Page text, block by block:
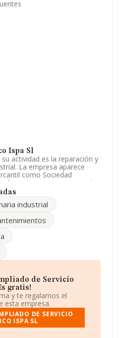
Ispa Sl
actividad es la reparación y
La empresa aparece
como Sociedad
CNAE corresponde
personales y artículos de
o exportación.
Tecnico Ispa S.L
en el ámbito
de euros y el
131 mil euros. Teniendo en
Murcia, en la base de datos
cuyas ventas han
Por último, con el fin de
al ámbito de la empresa,
2. La antigüedad alcanza
industrial
de Servicio
gratis!
y te regalamos el
esta empresa.
DE SERVICIO
ISPA SL